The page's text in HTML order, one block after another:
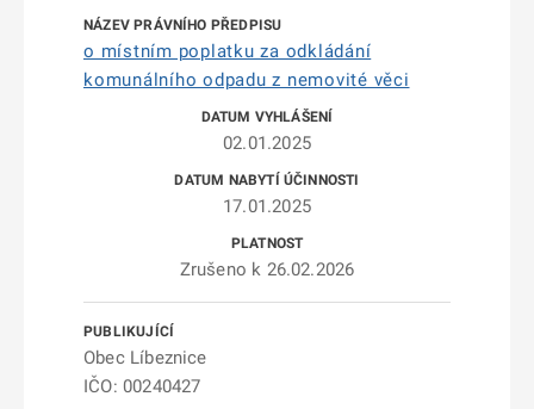
o místním poplatku za odkládání
komunálního odpadu z nemovité věci
02.01.2025
17.01.2025
Zrušeno k 26.02.2026
Obec Líbeznice
IČO: 00240427